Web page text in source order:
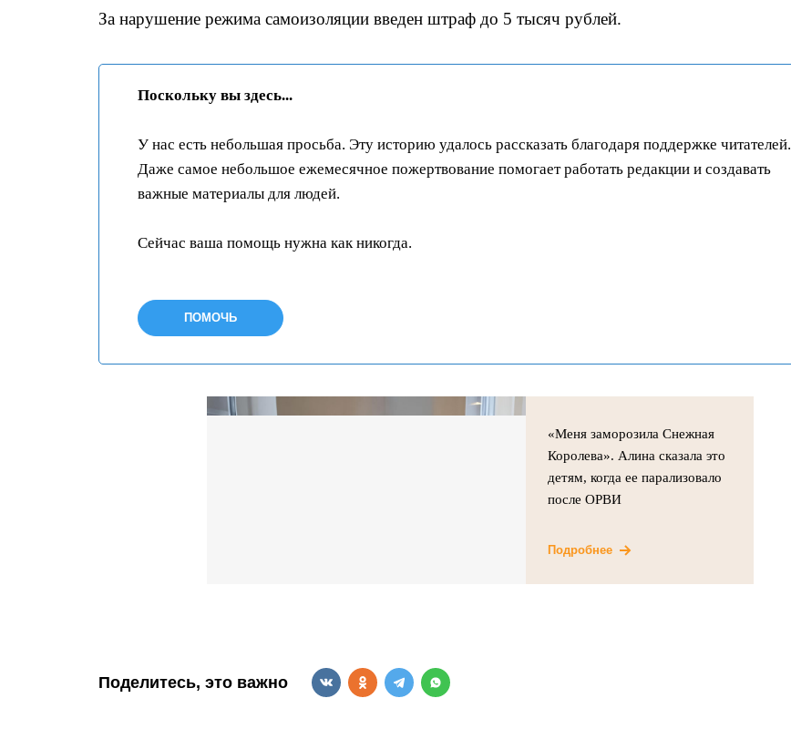
За нарушение режима самоизоляции введен штраф до 5 тысяч рублей.
Поскольку вы здесь...
У нас есть небольшая просьба. Эту историю удалось рассказать благодаря поддержке читателей.
Даже самое небольшое ежемесячное пожертвование помогает работать редакции и создавать
важные материалы для людей.
Сейчас ваша помощь нужна как никогда.
ПОМОЧЬ
«Меня заморозила Снежная
Королева». Алина сказала это
детям, когда ее парализовало
после ОРВИ
Подробнее
Поделитесь, это важно